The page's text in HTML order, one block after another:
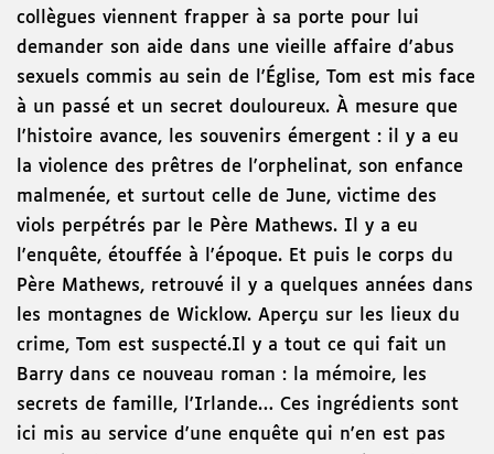
collègues viennent frapper à sa porte pour lui
demander son aide dans une vieille affaire d'abus
sexuels commis au sein de l'Église, Tom est mis face
à un passé et un secret douloureux. À mesure que
l'histoire avance, les souvenirs émergent : il y a eu
la violence des prêtres de l'orphelinat, son enfance
malmenée, et surtout celle de June, victime des
viols perpétrés par le Père Mathews. Il y a eu
l'enquête, étouffée à l'époque. Et puis le corps du
Père Mathews, retrouvé il y a quelques années dans
les montagnes de Wicklow. Aperçu sur les lieux du
crime, Tom est suspecté.Il y a tout ce qui fait un
Barry dans ce nouveau roman : la mémoire, les
secrets de famille, l'Irlande… Ces ingrédients sont
ici mis au service d'une enquête qui n'en est pas